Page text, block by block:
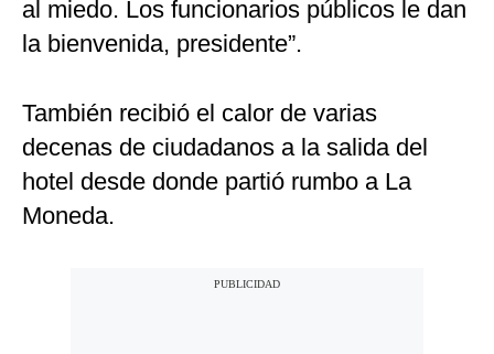
al miedo. Los funcionarios públicos le dan
la bienvenida, presidente”.
También recibió el calor de varias
decenas de ciudadanos a la salida del
hotel desde donde partió rumbo a La
Moneda.